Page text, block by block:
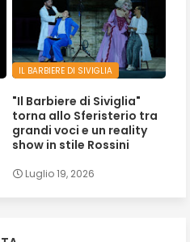
IL BARBIERE DI SIVIGLIA
"Il Barbiere di Siviglia"
torna allo Sferisterio tra
grandi voci e un reality
show in stile Rossini
Luglio 19, 2026